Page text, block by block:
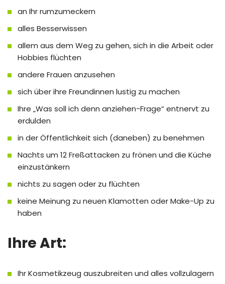
an Ihr rumzumeckern
alles Besserwissen
allem aus dem Weg zu gehen, sich in die Arbeit oder
Hobbies flüchten
andere Frauen anzusehen
sich über ihre Freundinnen lustig zu machen
Ihre „Was soll ich denn anziehen-Frage“ entnervt zu
erdulden
in der Öffentlichkeit sich (daneben) zu benehmen
Nachts um 12 Freßattacken zu frönen und die Küche
einzustänkern
nichts zu sagen oder zu flüchten
keine Meinung zu neuen Klamotten oder Make-Up zu
haben
Ihre Art:
Ihr Kosmetikzeug auszubreiten und alles vollzulagern